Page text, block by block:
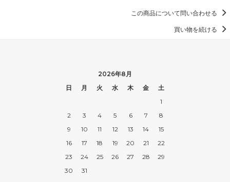
この商品について問い合わせる
買い物を続ける
2026年8月
日
月 火 水 木 金
土
1
2
3 4 5 6 7
8
9
10 11 12 13 14
15
16
17 18 19 20 21
22
23
24 25 26 27 28
29
30
31